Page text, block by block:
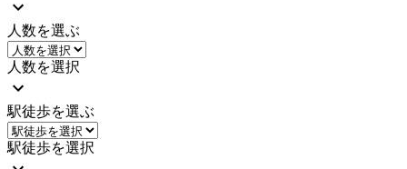
人数を選ぶ
人数を選択
駅徒歩を選ぶ
駅徒歩を選択